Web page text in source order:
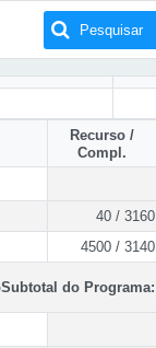
Pesquisar
Recurso /
Compl.
40 / 3160
4500 / 3140
Subtotal do Programa: